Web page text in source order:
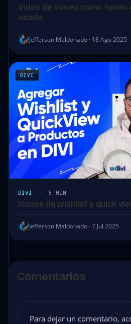
Video de Vimeo como fondo
usarlo
Jefferson Maldonado · 18 Ago 2025
DIVI
DIVI · 5 MIN
Iconos de wishlist y quick
Jefferson Maldonado · 7 Jul 2025
Comentarios
Para dejar un comentario,